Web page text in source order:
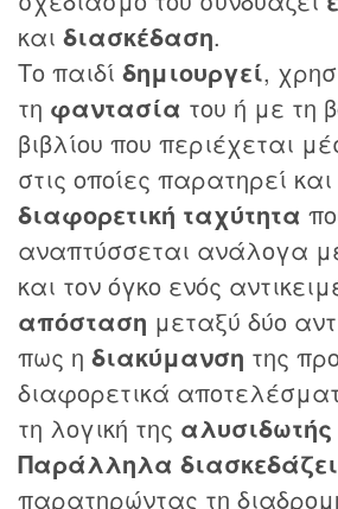
και διασκέδαση.
Το παιδί δημιουργεί,
τη φαντασία του ή με τη
βιβλίου που περιέχεται
στις οποίες παρατηρεί
διαφορετική ταχύτητα
αναπτύσσεται ανάλογα
και τον όγκο ενός
απόσταση μεταξύ δύο
πως η διακύμανση της
διαφορετικά
τη λογική της
Παράλληλα διασκεδάζει
παρατηρώντας τη